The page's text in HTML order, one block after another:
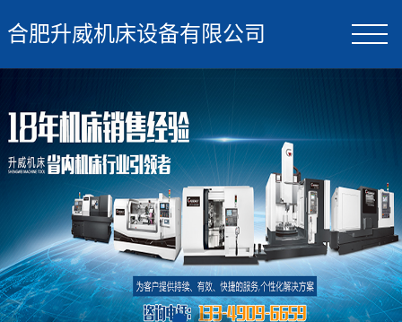
合肥升威机床设备有限公司